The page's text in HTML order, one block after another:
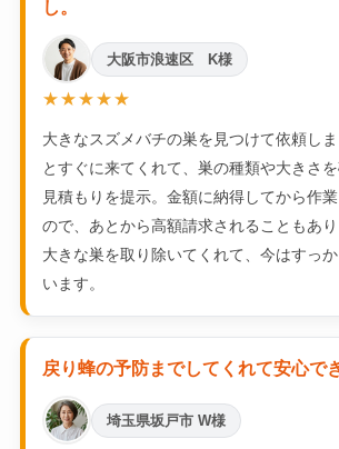
し。
大阪市浪速区 K様
★★★★★
大きなスズメバチの巣を見つけて依頼し
とすぐに来てくれて、巣の種類や大きさ
見積もりを提示。金額に納得してから作
ので、あとから高額請求されることもあり
大きな巣を取り除いてくれて、今はすっ
います。
戻り蜂の予防までしてくれて安心で
埼玉県坂戸市 W様